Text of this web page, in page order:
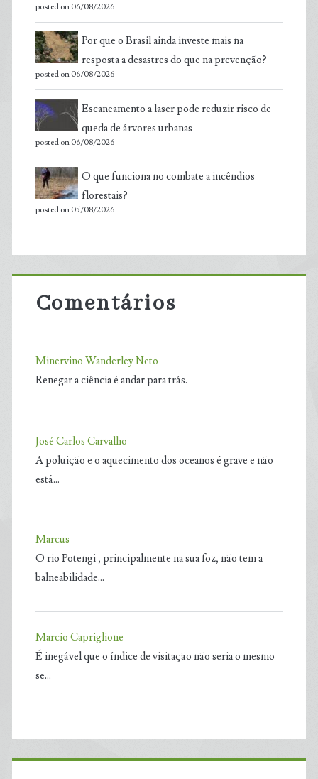
posted on 06/08/2026
Por que o Brasil ainda investe mais na
resposta a desastres do que na prevenção?
posted on 06/08/2026
Escaneamento a laser pode reduzir risco de
queda de árvores urbanas
posted on 06/08/2026
O que funciona no combate a incêndios
florestais?
posted on 05/08/2026
Comentários
Minervino Wanderley Neto
Renegar a ciência é andar para trás.
José Carlos Carvalho
A poluição e o aquecimento dos oceanos é grave e não
está…
Marcus
O rio Potengi , principalmente na sua foz, não tem a
balneabilidade…
Marcio Capriglione
É inegável que o índice de visitação não seria o mesmo
se…